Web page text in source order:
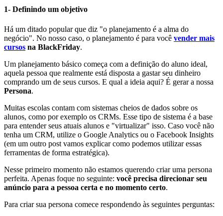
1- Definindo um objetivo
Há um ditado popular que diz "o planejamento é a alma do
negócio". No nosso caso, o planejamento é para você vender mais
cursos na BlackFriday.
Um planejamento básico começa com a definição do aluno ideal,
aquela pessoa que realmente está disposta a gastar seu dinheiro
comprando um de seus cursos. E qual a ideia aqui? É gerar a nossa
Persona.
Muitas escolas contam com sistemas cheios de dados sobre os
alunos, como por exemplo os CRMs. Esse tipo de sistema é a base
para entender seus atuais alunos e "virtualizar" isso. Caso você não
tenha um CRM, utilize o Google Analytics ou o Facebook Insights
(em um outro post vamos explicar como podemos utilizar essas
ferramentas de forma estratégica).
Nesse primeiro momento não estamos querendo criar uma persona
perfeita. Apenas foque no seguinte: você precisa direcionar seu
anúncio para a pessoa certa e no momento certo.
Para criar sua persona comece respondendo às seguintes perguntas: